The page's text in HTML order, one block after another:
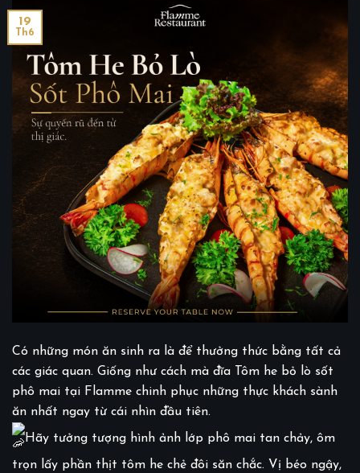
19
Th6
Có những món ăn sinh ra là để thưởng thức bằng tất cả
các giác quan. Giống như cách mà đĩa Tôm he bỏ lò sốt
phô mai tại Flamme chinh phục những thực khách sành
ăn nhất ngay từ cái nhìn đầu tiên.
Hãy tưởng tượng hình ảnh lớp phô mai tan chảy, ôm
trọn lấy phần thịt tôm he chẻ đôi săn chắc. Vị béo ngậy,